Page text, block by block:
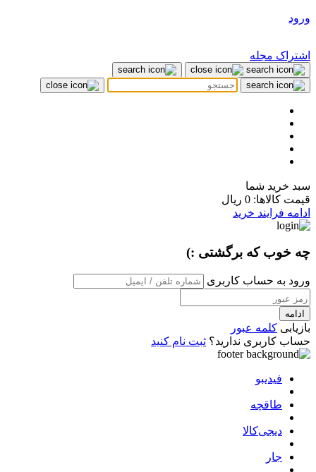
ورود
اشتراک مجله
سبد خرید شما
قیمت کالاها: 0 ریال
ادامه فرایند خرید
چه خوب که برگشتی :)
ورود به حساب کاربری
ادامه
بازیابی کلمه عبور
حساب کاربری ندارید؟ ثبت نام کنید
فیدیبو
طاقچه
دیجی‌کالا
جار